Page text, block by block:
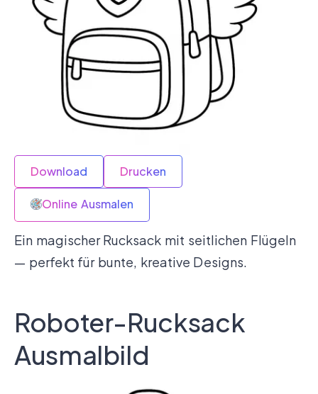
Download Drucken
Online Ausmalen
Ein magischer Rucksack mit seitlichen Flügeln
— perfekt für bunte, kreative Designs.
Roboter-Rucksack
Ausmalbild